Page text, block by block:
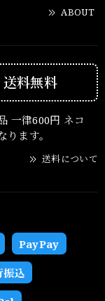
ABOUT
送料無料
一律600円 ネコ
ます。
送料について
PayPay
振込